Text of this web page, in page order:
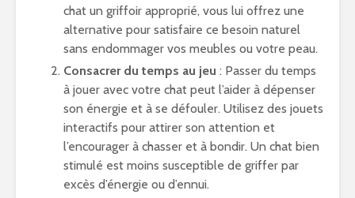
chat un griffoir approprié, vous lui offrez une
alternative pour satisfaire ce besoin naturel
sans endommager vos meubles ou votre peau.
Consacrer du temps au jeu : Passer du temps
à jouer avec votre chat peut l’aider à dépenser
son énergie et à se défouler. Utilisez des jouets
interactifs pour attirer son attention et
l’encourager à chasser et à bondir. Un chat bien
stimulé est moins susceptible de griffer par
excès d’énergie ou d’ennui.